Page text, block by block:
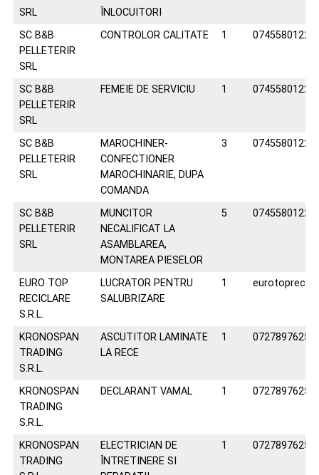
SRL
ÎNLOCUITORI
SC B&B
PELLETERIR
SRL
CONTROLOR CALITATE 1 0745580122
SC B&B
PELLETERIR
SRL
FEMEIE DE SERVICIU 1 0745580122
SC B&B
PELLETERIR
SRL
MAROCHINER-
CONFECTIONER
MAROCHINARIE, DUPA
COMANDA
3 0745580122
SC B&B
PELLETERIR
SRL
MUNCITOR
NECALIFICAT LA
ASAMBLAREA,
MONTAREA PIESELOR
5 0745580122
EURO TOP
RECICLARE
S.R.L.
LUCRATOR PENTRU
SALUBRIZARE
1
KRONOSPAN
TRADING
S.R.L.
ASCUTITOR LAMINATE
LA RECE
1 0727897625
KRONOSPAN
TRADING
S.R.L.
DECLARANT VAMAL 1 0727897625
KRONOSPAN
TRADING
ELECTRICIAN DE
ÎNTRETINERE SI
1 0727897625